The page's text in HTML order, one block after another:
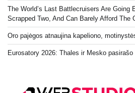
The World’s Last Battlecruisers Are
Scrapped Two, And Can Barely Afford The
Oro pajėgos atnaujina kapeliono,
Eurosatory 2026: Thales ir Mesko